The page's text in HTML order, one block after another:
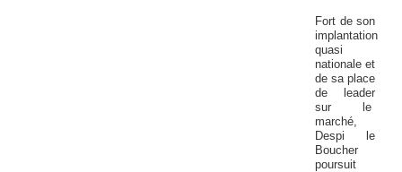
Fort de son
implantation
quasi
nationale et
de sa place
de leader
sur le
marché,
Despi
le
Boucher
poursuit